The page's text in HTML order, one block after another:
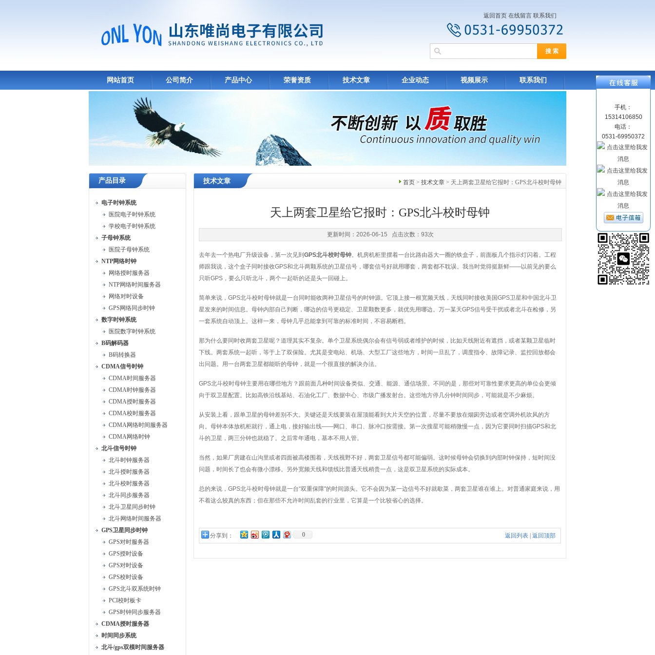
返回首页 在线留言 联系我们
网站首页 公司简介 产品中心 荣誉资质 技术文章 企业动态 视频展示 联系我们
产品目录
电子时钟系统
医院电子时钟系统
学校电子时钟系统
子母钟系统
医院子母钟系统
NTP网络时钟
网络授时服务器
NTP网络时间服务器
网络对时设备
GPS网络同步时钟
数字时钟系统
医院数字时钟系统
B码解码器
B码转换器
CDMA信号时钟
CDMA时间服务器
CDMA时钟服务器
CDMA授时服务器
CDMA校时服务器
CDMA网络时间服务器
CDMA网络时钟
北斗信号时钟
北斗时钟服务器
北斗授时服务器
北斗校时服务器
北斗同步服务器
北斗卫星同步时钟
北斗网络时间服务器
GPS卫星同步时钟
GPS对时服务器
GPS授时设备
GPS对时设备
GPS校时设备
GPS北斗双系统时钟
PCI校时板卡
GPS时钟同步服务器
CDMA授时服务器
时间同步系统
北斗/gps双模时间服务器
首页 > 技术文章 > 天上两套卫星给它报时：GPS北斗校时母钟
技术文章
天上两套卫星给它报时：GPS北斗校时母钟
更新时间：2026-06-15 点击次数：93次
去年去一个热电厂升级设备，第一次见到 GPS北斗校时母钟。机房机柜里摆着一台比路由器大一圈的铁盒子，前面板几个指示灯闪着。工程
师跟我说，这个盒子同时接收GPS和北斗两颗系统的卫星信号，哪套信号好就用哪套，两套都不耽误。我当时觉得挺新鲜——以前见的要么
只听GPS，要么只听北斗，两个一起听的还是头一回碰上。
简单来说，GPS北斗校时母钟就是一台同时能收两种卫星信号的时钟源。它顶上接一根宽频天线，天线同时接收美国GPS卫星和中国北斗卫
星发来的时间信息。母钟内部自己判断，哪边的信号更稳定、卫星颗数更多，就优先用哪边。万一某天GPS信号受干扰或者北斗在检修，另
一套系统自动顶上。这样一来，母钟几乎总能拿到可靠的标准时间，不容易断档。
那为什么要同时收两套卫星呢？道理其实不复杂。单个卫星系统偶尔会有信号弱或者维护的时候，比如天线附近有遮挡，或者某颗卫星临时
下线。两套系统一起听，等于上了双保险。尤其是变电站、机场、大型工厂这些地方，时间一旦乱了，调度指令、故障记录、监控回放都会
出问题。用一台两套卫星都能听的母钟，就是一个很直接的解决办法。
GPS北斗校时母钟主要用在哪些地方？跟前面几种时间设备类似、交通、能源、通信场景。不同的是，那些对可靠性要求更高的单位会更倾
向于双卫星配置。比如高铁沿线基站、石油化工厂、数据中心、市级广播发射台。这些地方停几分钟时间同步，可能就是不少麻烦。
从安装上看，跟单卫星的母钟差别不大。关键还是天线要装在屋顶能看到大片天空的位置，尽量不要放在烟囱旁边或者空调外机吹风的方
向。母钟本体放机柜就行，通上电，接好输出线——网口、串口、脉冲口按需接。第一次搜星可能稍微慢一点，因为它要同时扫描GPS和北
斗的卫星，两三分钟也就稳了。之后常年通电，基本不用人管。
当然，如果厂房建在山沟里或者四面被高楼围着，天线视野不好，两套卫星信号都可能偏弱。这时候母钟会切换到内部时钟保持，短时间没
问题，时间长了也会有微小漂移。另外宽频天线和馈线比普通天线稍贵一点，这是双卫星系统的实际成本。
总的来说，GPS北斗校时母钟就是一台“双重保障"的时间源头。它不会因为某一边信号不好就歇菜，两套卫星谁在谁上。对普通家庭来说，用
不着这么较真的东西；但在那些不允许时间乱套的行业里，它算是一个比较省心的选择。
分享到： 0 返回列表 返回顶部
手机：
15314106850
电话：
0531-69950372